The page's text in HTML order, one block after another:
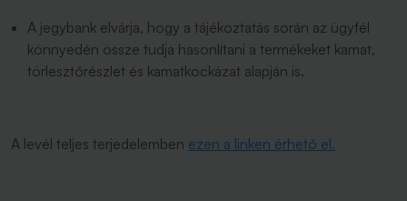
A jegybank elvárja, hogy a tájékoztatás során az ügyfél
könnyedén össze tudja hasonlítani a termékeket kamat,
törlesztőrészlet és kamatkockázat alapján is.
A levél teljes terjedelemben ezen a linken érhető el.